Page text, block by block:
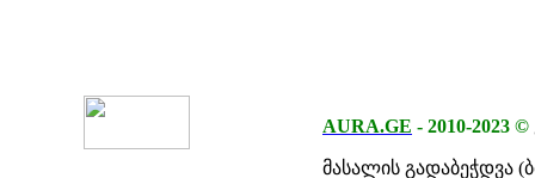
AURA.GE - 2010-2023 ©
მასალის გადაბეჭდვა